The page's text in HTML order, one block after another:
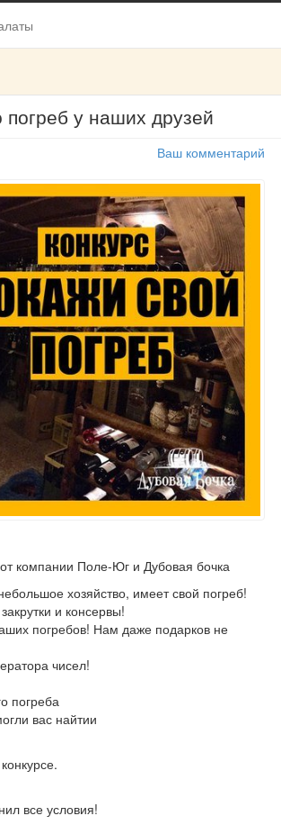
у наших друзей
Ваш комментарий
компании Поле-Юг и Дубовая бочка
хозяйство, имеет свой погреб!
и консервы!
погребов! Нам даже подарков не
чисел!
погреба
вас найтии
все условия!